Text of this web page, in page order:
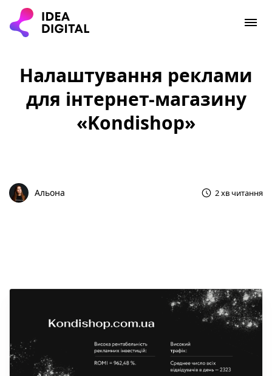
Налаштування реклами
для інтернет-магазину
«Kondishop»
Альона 2 хв читання